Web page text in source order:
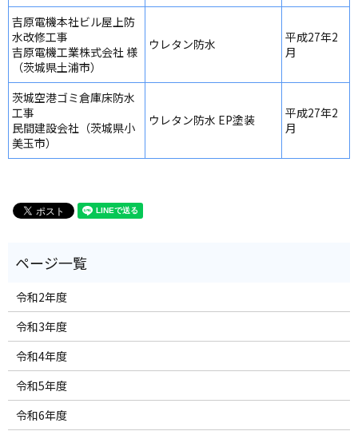
吉原電機本社ビル屋上防
水改修工事
吉原電機工業株式会社 様
（茨城県土浦市）
ウレタン防水
平成27年2
月
茨城空港ゴミ倉庫床防水
工事
民間建設会社（茨城県小
美玉市）
ウレタン防水 EP塗装
平成27年2
月
令和2年度
令和3年度
令和4年度
令和5年度
令和6年度